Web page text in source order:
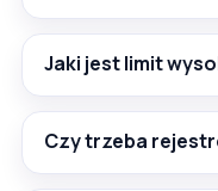
Jaki jest limit
Czy trzeba